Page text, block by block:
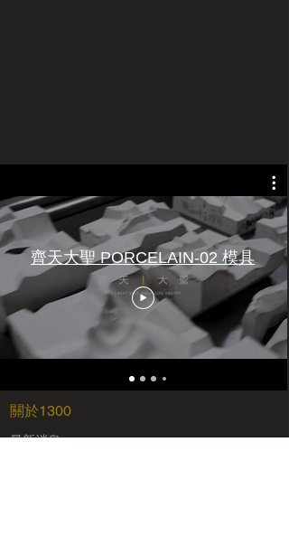
齊天大聖 PORCELAIN-02 模具
​關於1300
​最新消息